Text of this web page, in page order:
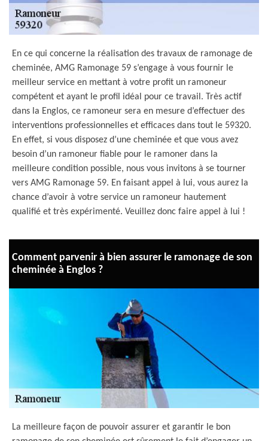
En ce qui concerne la réalisation des travaux de ramonage de
cheminée, AMG Ramonage 59 s’engage à vous fournir le
meilleur service en mettant à votre profit un ramoneur
compétent et ayant le profil idéal pour ce travail. Très actif
dans la Englos, ce ramoneur sera en mesure d’effectuer des
interventions professionnelles et efficaces dans tout le 59320.
En effet, si vous disposez d’une cheminée et que vous avez
besoin d’un ramoneur fiable pour le ramoner dans la
meilleure condition possible, nous vous invitons à se tourner
vers AMG Ramonage 59. En faisant appel à lui, vous aurez la
chance d’avoir à votre service un ramoneur hautement
qualifié et très expérimenté. Veuillez donc faire appel à lui !
Comment parvenir à bien assurer le ramonage de son
cheminée à Englos ?
La meilleure façon de pouvoir assurer et garantir le bon